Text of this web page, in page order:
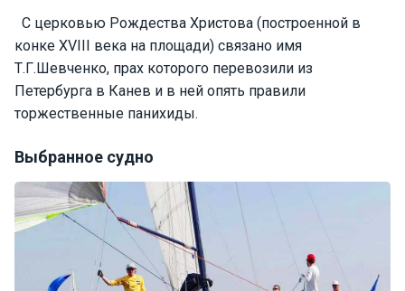
С церковью Рождества Христова (построенной в
конке XVIII века на площади) связано имя
Т.Г.Шевченко, прах которого перевозили из
Петербурга в Канев и в ней опять правили
торжественные панихиды.
Выбранное судно
прогулк
Отзывы
ы